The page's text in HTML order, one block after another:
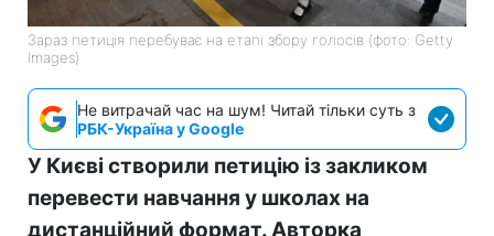
Зараз петиція перебуває на етапі збору голосів (фото: Getty
Images)
Не витрачай час на шум! Читай тільки суть з
РБК-Україна у Google
У Києві створили петицію із закликом
перевести навчання у школах на
дистанційний формат. Авторка